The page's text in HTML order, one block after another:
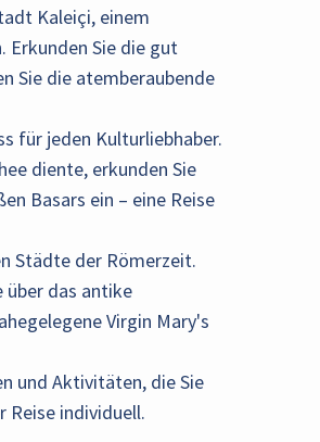
Kaleiçi, einem
Erkunden Sie die gut
Sie die atemberaubende
für jeden Kulturliebhaber.
diente, erkunden Sie
Basars ein – eine Reise
Städte der Römerzeit.
über das antike
Virgin Mary's
und Aktivitäten, die Sie
Reise individuell.